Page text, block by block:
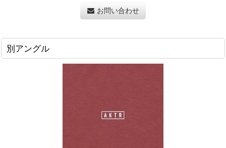
お問い合わせ
別アングル